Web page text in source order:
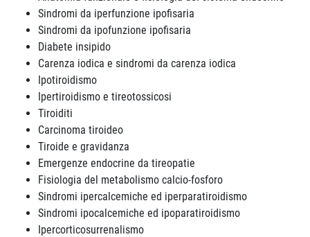
Sindromi da iperfunzione ipofisaria
Sindromi da ipofunzione ipofisaria
Diabete insipido
Carenza iodica e sindromi da carenza iodica
Ipotiroidismo
Ipertiroidismo e tireotossicosi
Tiroiditi
Carcinoma tiroideo
Tiroide e gravidanza
Emergenze endocrine da tireopatie
Fisiologia del metabolismo calcio-fosforo
Sindromi ipercalcemiche ed iperparatiroidismo
Sindromi ipocalcemiche ed ipoparatiroidismo
Ipercorticosurrenalismo